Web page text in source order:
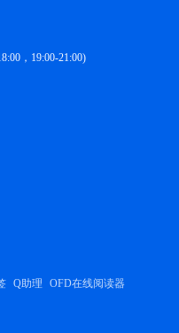
，19:00-21:00)
Q助理
OFD在线阅读器